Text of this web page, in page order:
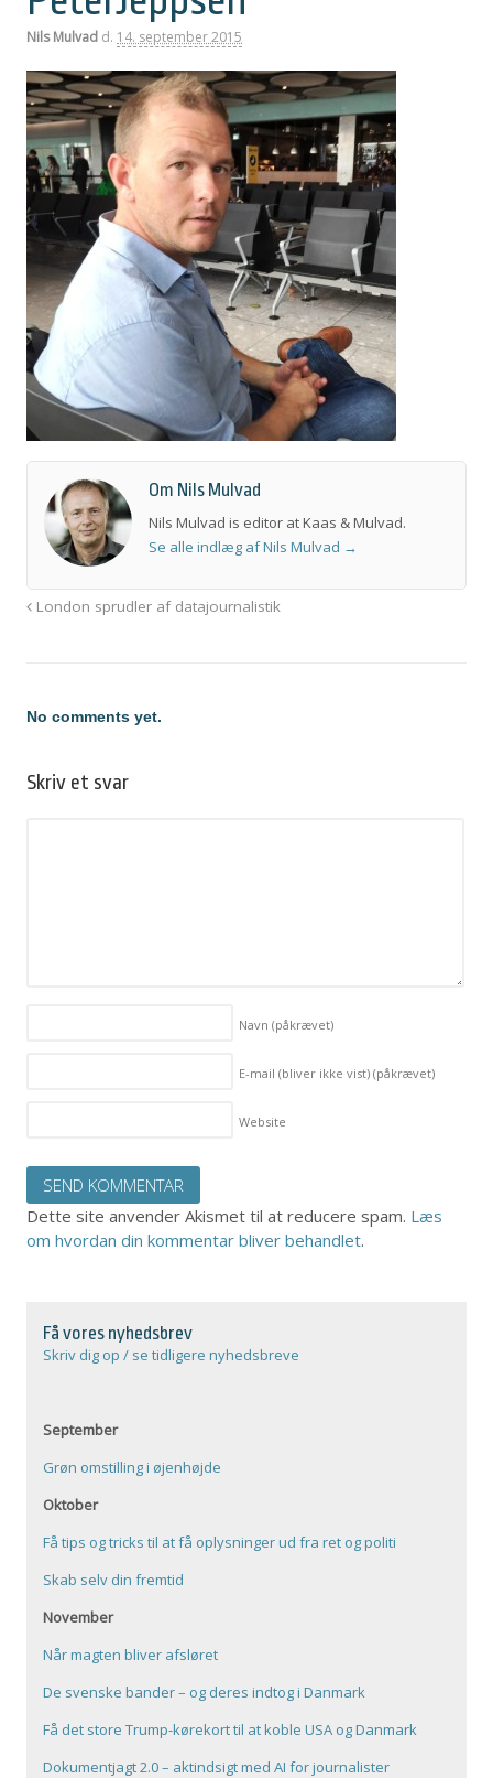
Nils Mulvad d. 14. september 2015
Om Nils Mulvad
Nils Mulvad is editor at Kaas & Mulvad.
Se alle indlæg af Nils Mulvad →
London sprudler af datajournalistik
No comments yet.
Skriv et svar
Navn(påkrævet)
E-mail (bliver ikke vist)(påkrævet)
Website
Dette site anvender Akismet til at reducere spam. Læs
om hvordan din kommentar bliver behandlet.
Få vores nyhedsbrev
Skriv dig op / se tidligere nyhedsbreve
September
Grøn omstilling i øjenhøjde
Oktober
Få tips og tricks til at få oplysninger ud fra ret og politi
Skab selv din fremtid
November
Når magten bliver afsløret
De svenske bander – og deres indtog i Danmark
Få det store Trump-kørekort til at koble USA og Danmark
Dokumentjagt 2.0 – aktindsigt med AI for journalister